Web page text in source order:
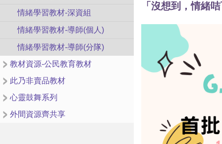
情緒學習教材-深資組
情緒學習教材-導師(個人)
情緒學習教材-導師(分隊)
教材資源-公民教育教材
此乃非賣品教材
心靈鼓舞系列
外間資源齊共享
「沒想到，情緒